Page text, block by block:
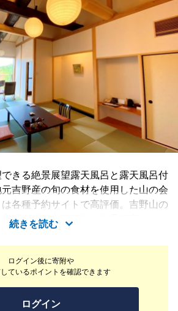
ログイン後に寄附や
ているポイントを確認できます
ログイン
きる絶景展望露天風呂と露天風呂付
吉野産の旬の食材を使用した山の会
各種予約サイトで高評価。吉野山の
「金峯山寺蔵王堂（世界遺産）」ま
神社（世界遺産）」まで徒歩約15分
地も抜群です。
続きを読む